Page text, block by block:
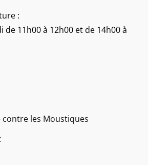
:
de 11h00 à 12h00 et de 14h00 à
contre les Moustiques